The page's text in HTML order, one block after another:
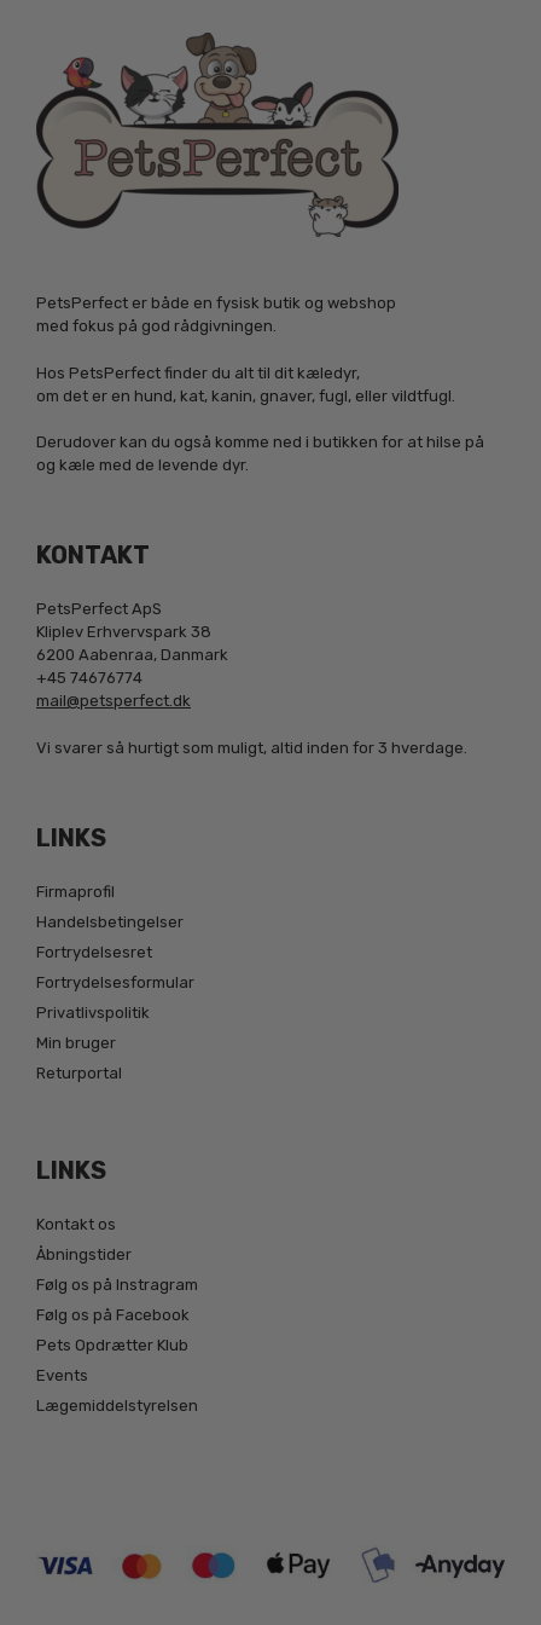
PetsPerfect er både en fysisk butik og webshop
med fokus på god rådgivningen.
Hos PetsPerfect finder du alt til dit kæledyr,
om det er en hund, kat, kanin, gnaver, fugl, eller vildtfugl.
Derudover kan du også komme ned i butikken for at hilse på
og kæle med de levende dyr.
KONTAKT
PetsPerfect ApS
Kliplev Erhvervspark 38
6200 Aabenraa, Danmark
+45 74676774
mail@petsperfect.dk
Vi svarer så hurtigt som muligt, altid inden for 3 hverdage.
LINKS
Firmaprofil
Handelsbetingelser
Fortrydelsesret
Fortrydelsesformular
Privatlivspolitik
Min bruger
Returportal
LINKS
Kontakt os
Åbningstider
Følg os på Instragram
Følg os på Facebook
Pets Opdrætter Klub
Events
Lægemiddelstyrelsen